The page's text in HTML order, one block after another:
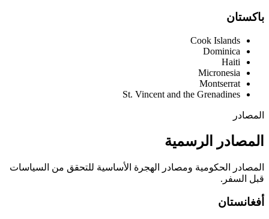
باكستان
Cook Islands
Dominica
Haiti
Micronesia
Montserrat
St. Vincent and the Grenadines
المصادر
المصادر الرسمية
المصادر الحكومية ومصادر الهجرة الأساسية للتحقق من السياسات
قبل السفر.
أفغانستان